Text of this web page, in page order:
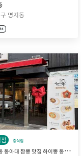
명지동
중식집
부
산 하단동 동아대 짬뽕 맛집 하이뽕 동아대점 매장 양도 매매